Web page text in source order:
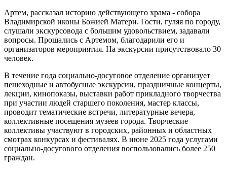
Артем, рассказал историю действующего храма - собора
Владимирской иконы Божией Матери. Гости, гуляя по городу,
слушали экскурсовода с большим удовольствием, задавали
вопросы. Прощались с Артемом, благодарили его и
организаторов мероприятия. На экскурсии присутствовало 30
человек.
В течение года социально-досуговое отделение организует
пешеходные и автобусные экскурсии, праздничные концерты,
лекции, кинопоказы, выставки работ прикладного творчества
при участии людей старшего поколения, мастер классы,
проводит тематические встречи, литературные вечера,
коллективные посещения музеев города. Творческие
коллективы участвуют в городских, районных и областных
смотрах конкурсах и фестивалях. В июне 2025 года услугами
социально-досугового отделения воспользовались более 250
граждан.